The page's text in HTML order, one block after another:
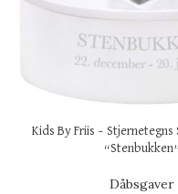
Kids By Friis – Stjernetegns
“Stenbukken”
Dåbsgaver